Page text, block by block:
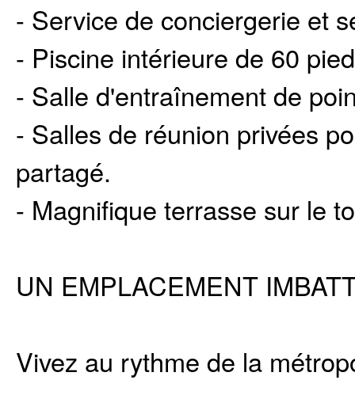
- Service de conciergerie et
- Piscine intérieure de 60
- Salle d'entraînement de
- Salles de réunion privées
partagé.
- Magnifique terrasse sur le
UN EMPLACEMENT
Vivez au rythme de la